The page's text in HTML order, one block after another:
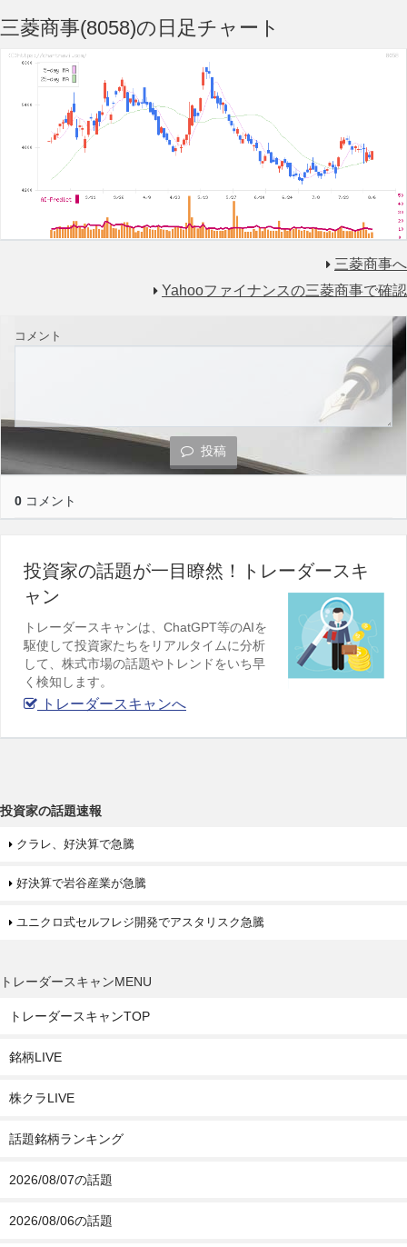
三菱商事(8058)の日足チャート
三菱商事へ
Yahooファイナンスの三菱商事で確認
コメント
投稿
0 コメント
投資家の話題が一目瞭然！トレーダースキ
ャン
トレーダースキャンは、ChatGPT等のAIを
駆使して投資家たちをリアルタイムに分析
して、株式市場の話題やトレンドをいち早
く検知します。
トレーダースキャンへ
投資家の話題速報
クラレ、好決算で急騰
好決算で岩谷産業が急騰
ユニクロ式セルフレジ開発でアスタリスク急騰
トレーダースキャンMENU
トレーダースキャンTOP
銘柄LIVE
株クラLIVE
話題銘柄ランキング
2026/08/07の話題
2026/08/06の話題